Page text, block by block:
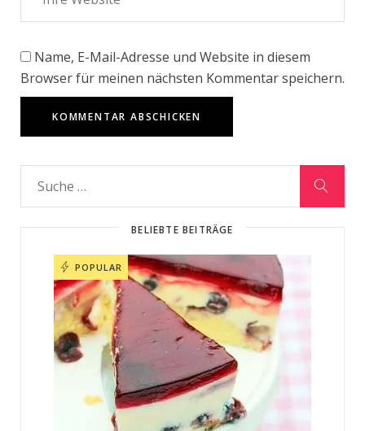
Name, E-Mail-Adresse und Website in diesem
Browser für meinen nächsten Kommentar speichern.
BELIEBTE BEITRÄGE
POPULAR